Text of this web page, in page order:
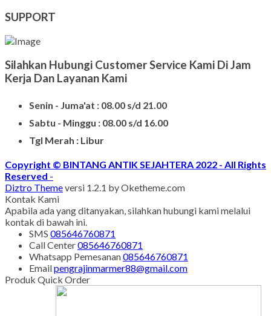
SUPPORT
Silahkan Hubungi Customer Service Kami Di Jam
Kerja Dan Layanan Kami
Senin - Juma'at : 08.00 s/d 21.00
Sabtu - Minggu : 08.00 s/d 16.00
Tgl Merah : Libur
Copyright © BINTANG ANTIK SEJAHTERA 2022 - All Rights
Reserved -
Diztro Themeversi 1.2.1 by Oketheme.com
Kontak Kami
Apabila ada yang ditanyakan, silahkan hubungi kami melalui
kontak di bawah ini.
SMS 085646760871
Call Center085646760871
Whatsapp Pemesanan085646760871
Emailpengrajinmarmer88@gmail.com
Produk Quick Order